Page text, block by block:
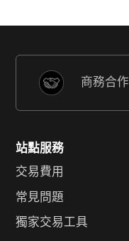
商務合作
站點服務
交易費用
常見問題
獨家交易工具